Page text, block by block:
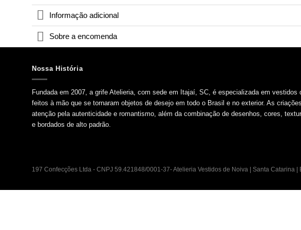
Informação adicional
Sobre a encomenda
Nossa História
Fundada em 2007, a grife Atelieria, com sede em Itajaí, SC, é especializada em vestidos
feitos à mão que se tornaram objetos de desejo em todo o Brasil e no exterior. As
atenção pela autenticidade e romantismo, além da combinação de desenhos, cores,
e bordados de alto padrão.
197 Confecções Ltda - CNPJ 59.421848/0001-37- Atelieria Vestidos de Noiva | Santa Catarina |